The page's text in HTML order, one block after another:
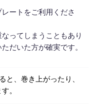
ートをご利用くださ
ってしまうこともあり
だいた方が確実です。
、巻き上がったり、
。